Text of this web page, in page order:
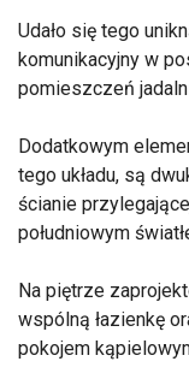
Udało się tego
komunikacyjny w
pomieszczeń
Dodatkowym
tego układu, są
ścianie
południowym
Na piętrze
wspólną łazienkę
pokojem